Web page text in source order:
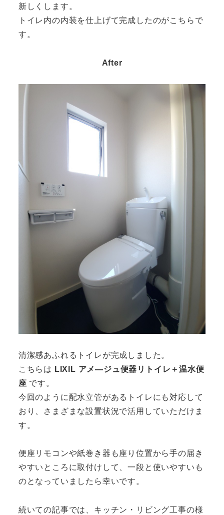
新しくします。
トイレ内の内装を仕上げて完成したのがこちらで
す。
After
清潔感あふれるトイレが完成しました。
こちらは LIXIL アメ―ジュ便器リトイレ＋温水便
座 です。
今回のように配水立管があるトイレにも対応して
おり、さまざまな設置状況で活用していただけま
す。
便座リモコンや紙巻き器も座り位置から手の届き
やすいところに取付けして、一段と使いやすいも
のとなっていましたら幸いです。
続いての記事では、キッチン・リビング工事の様